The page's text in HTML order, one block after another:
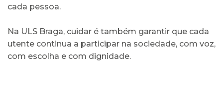
cada pessoa.
Na ULS Braga, cuidar é também garantir que cada
utente continua a participar na sociedade, com voz,
com escolha e com dignidade.